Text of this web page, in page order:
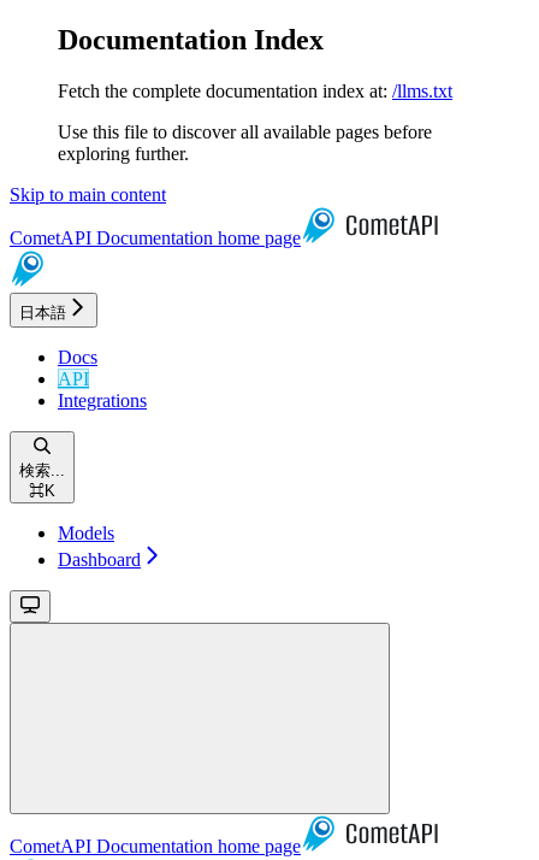
Documentation Index
Fetch the complete documentation index at: /llms.txt
Use this file to discover all available pages before
exploring further.
Skip to main content
CometAPI Documentation home page
日本語
Docs
API
Integrations
検索...
⌘K
Models
Dashboard
CometAPI Documentation home page